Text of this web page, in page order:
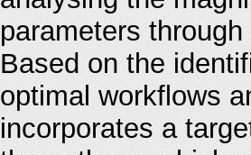
parameters
Based on the
optimal workflows
incorporates a